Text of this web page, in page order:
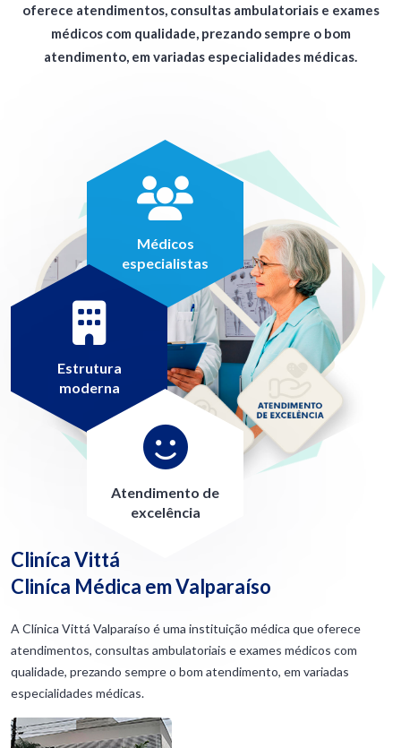
oferece atendimentos, consultas ambulatoriais e exames
médicos com qualidade, prezando sempre o bom
atendimento, em variadas especialidades médicas.
Médicos
especialistas
Estrutura
moderna
Atendimento de
excelência
Cliníca Vittá
Cliníca Médica em Valparaíso
A Clínica Vittá Valparaíso é uma instituição médica que oferece
atendimentos, consultas ambulatoriais e exames médicos com
qualidade, prezando sempre o bom atendimento, em variadas
especialidades médicas.